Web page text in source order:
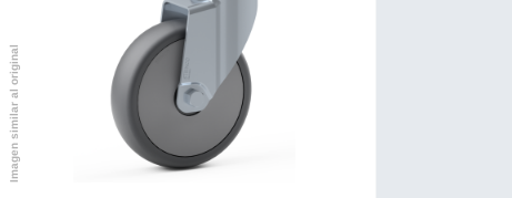
Imagen similar al original